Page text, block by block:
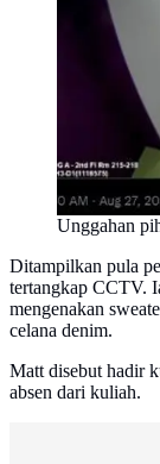
Unggahan
Ditampilkan pula
tertangkap CCTV.
mengenakan
celana denim.
Matt disebut hadir
absen dari kuliah.